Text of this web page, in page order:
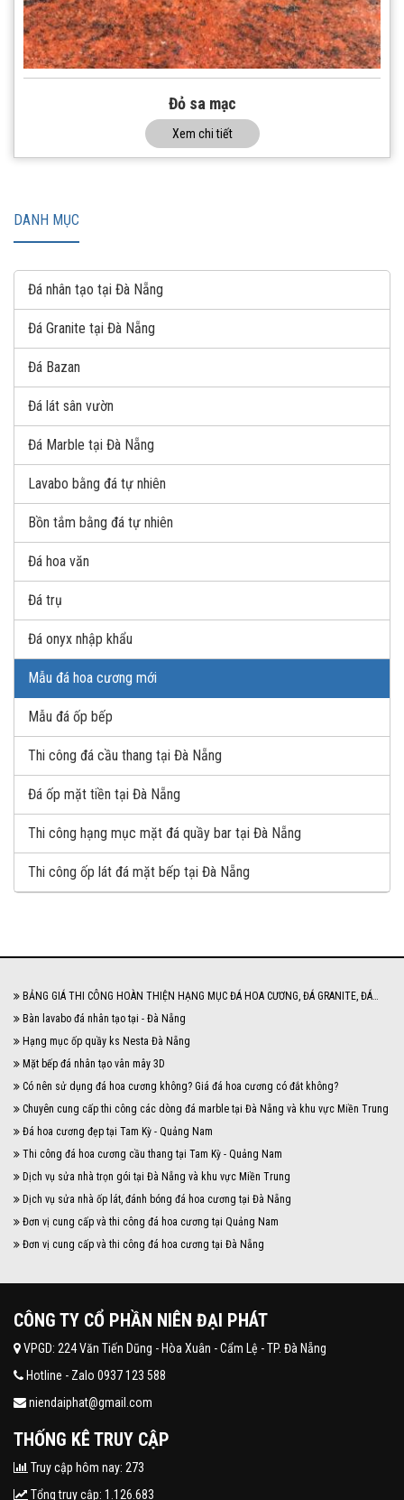
Đỏ sa mạc
Xem chi tiết
DANH MỤC
Đá nhân tạo tại Đà Nẵng
Đá Granite tại Đà Nẵng
Đá Bazan
Đá lát sân vườn
Đá Marble tại Đà Nẵng
Lavabo bằng đá tự nhiên
Bồn tắm bằng đá tự nhiên
Đá hoa văn
Đá trụ
Đá onyx nhập khẩu
Mẫu đá hoa cương mới
Mẫu đá ốp bếp
Thi công đá cầu thang tại Đà Nẵng
Đá ốp mặt tiền tại Đà Nẵng
Thi công hạng mục mặt đá quầy bar tại Đà Nẵng
Thi công ốp lát đá mặt bếp tại Đà Nẵng
BẢNG GIÁ THI CÔNG HOÀN THIỆN HẠNG MỤC ĐÁ HOA CƯƠNG, ĐÁ GRANITE, ĐÁ
MARBLE NĂM 2024
Bàn lavabo đá nhân tạo tại - Đà Nẵng
Hạng mục ốp quầy ks Nesta Đà Nẵng
Mặt bếp đá nhân tạo vân mây 3D
Có nên sử dụng đá hoa cương không? Giá đá hoa cương có đắt không?
Chuyên cung cấp thi công các dòng đá marble tại Đà Nẵng và khu vực Miền Trung
Đá hoa cương đẹp tại Tam Kỳ - Quảng Nam
Thi công đá hoa cương cầu thang tại Tam Kỳ - Quảng Nam
Dịch vụ sửa nhà trọn gói tại Đà Nẵng và khu vực Miền Trung
Dịch vụ sửa nhà ốp lát, đánh bóng đá hoa cương tại Đà Nẵng
Đơn vị cung cấp và thi công đá hoa cương tại Quảng Nam
Đơn vị cung cấp và thi công đá hoa cương tại Đà Nẵng
CÔNG TY CỔ PHẦN NIÊN ĐẠI PHÁT
VPGD: 224 Văn Tiến Dũng - Hòa Xuân - Cẩm Lệ - TP. Đà Nẵng
Hotline - Zalo 0937 123 588
niendaiphat@gmail.com
THỐNG KÊ TRUY CẬP
Truy cập hôm nay: 273
Tổng truy cập: 1.126.683